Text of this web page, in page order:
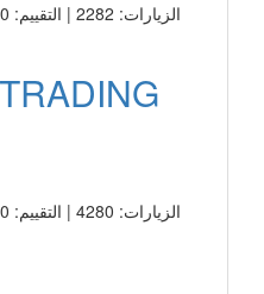
الزيارات: 2282 | التقييم: 0 | المقيّمين: 0 | المدينة
الزيارات: 4280 | التقييم: 0 | المقيّمين: 0 | المدينة